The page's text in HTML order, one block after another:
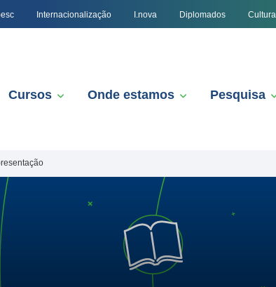
Internacionalização I.nova Diplomados Cultura
Cursos Onde estamos Pesquisa